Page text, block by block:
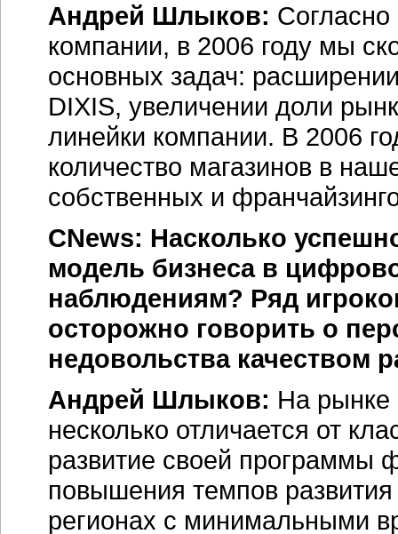
Андрей Шлыков: Согласно
компании, в 2006 году мы
основных задач:
DIXIS, увеличении доли
линейки компании. В 2006
количество магазинов в
собственных и
CNews: Насколько
модель бизнеса в
наблюдениям? Ряд
осторожно говорить о
недовольства качеством
Андрей Шлыков: На рынке
несколько отличается от
развитие своей программы
повышения темпов
регионах с минимальными